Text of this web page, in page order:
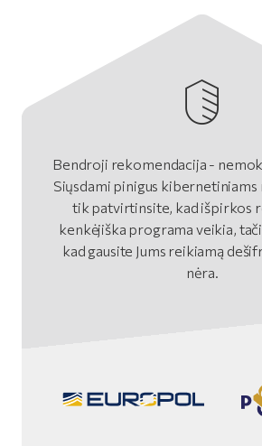
Bendroji rekomendacija -
Siųsdami pinigus kibernetiniams
tik patvirtinsite, kad išpirkos
kenkėjiška programa veikia,
kad gausite Jums reikiamą
nėra.